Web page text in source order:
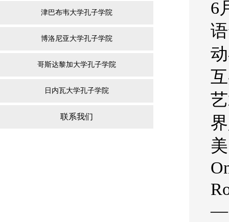
津巴布韦大学孔子学院
博洛尼亚大学孔子学院
哥斯达黎加大学孔子学院
日内瓦大学孔子学院
联系我们
6
语
—